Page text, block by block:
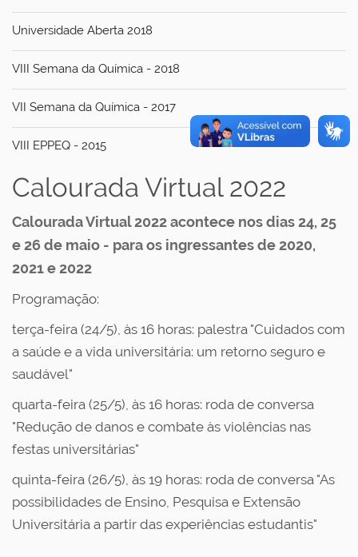
Universidade Aberta 2018
VIII Semana da Química - 2018
VII Semana da Química - 2017
VIII EPPEQ - 2015
Calourada Virtual 2022
Calourada Virtual 2022 acontece nos dias 24, 25
e 26 de maio - para os ingressantes de 2020,
2021 e 2022
Programação:
terça-feira (24/5), às 16 horas: palestra "Cuidados com
a saúde e a vida universitária: um retorno seguro e
saudável"
quarta-feira (25/5), às 16 horas: roda de conversa
"Redução de danos e combate às violências nas
festas universitárias"
quinta-feira (26/5), às 19 horas: roda de conversa "As
possibilidades de Ensino, Pesquisa e Extensão
Universitária a partir das experiências estudantis"